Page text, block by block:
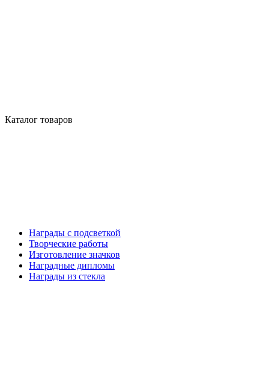
Каталог товаров
Награды с подсветкой
Творческие работы
Изготовление значков
Наградные дипломы
Награды из стекла